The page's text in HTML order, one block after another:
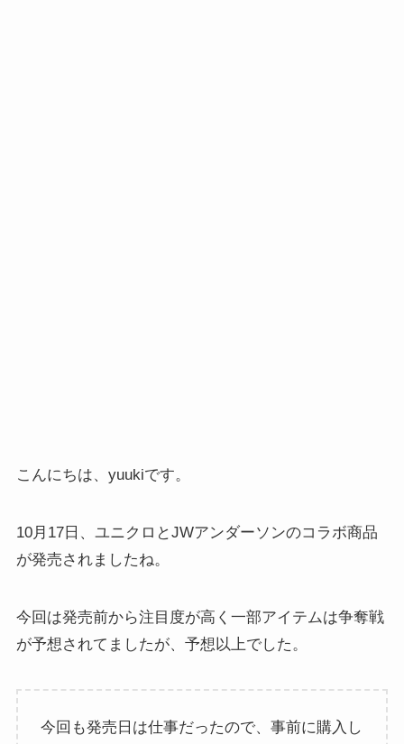
こんにちは、yuukiです。
10月17日、ユニクロとJWアンダーソンのコラボ商品
が発売されましたね。
今回は発売前から注目度が高く一部アイテムは争奪戦
が予想されてましたが、予想以上でした。
今回も発売日は仕事だったので、事前に購入し